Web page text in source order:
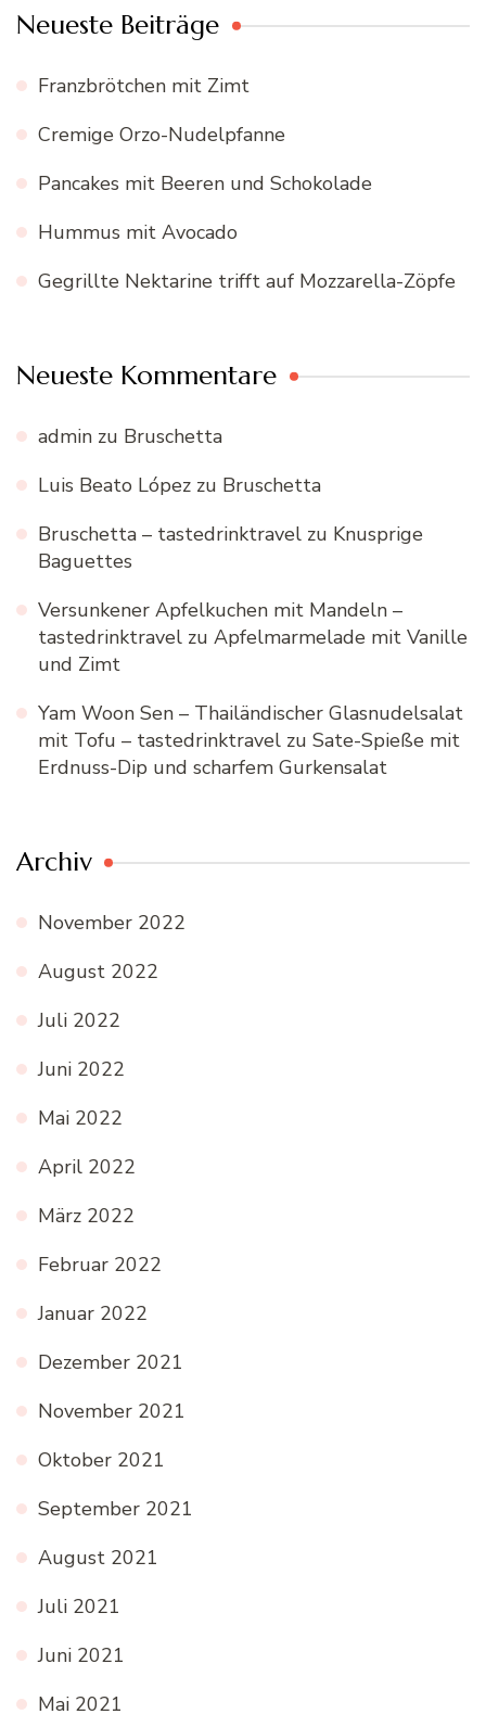
Neueste Beiträge
Franzbrötchen mit Zimt
Cremige Orzo-Nudelpfanne
Pancakes mit Beeren und Schokolade
Hummus mit Avocado
Gegrillte Nektarine trifft auf Mozzarella-Zöpfe
Neueste Kommentare
admin zu Bruschetta
Luis Beato López zu Bruschetta
Bruschetta – tastedrinktravel zu Knusprige
Baguettes
Versunkener Apfelkuchen mit Mandeln –
tastedrinktravel zu Apfelmarmelade mit Vanille
und Zimt
Yam Woon Sen – Thailändischer Glasnudelsalat
mit Tofu – tastedrinktravel zu Sate-Spieße mit
Erdnuss-Dip und scharfem Gurkensalat
Archiv
November 2022
August 2022
Juli 2022
Juni 2022
Mai 2022
April 2022
März 2022
Februar 2022
Januar 2022
Dezember 2021
November 2021
Oktober 2021
September 2021
August 2021
Juli 2021
Juni 2021
Mai 2021